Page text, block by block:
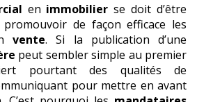
en immobilier se doit d’être
promouvoir de façon efficace les
vente. Si la publication d’une
peut sembler simple au premier
pourtant des qualités de
pour mettre en avant